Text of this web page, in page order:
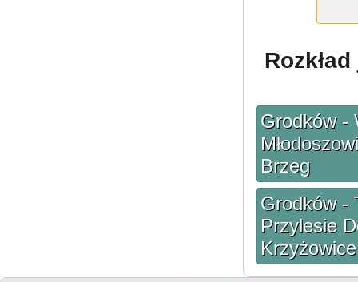
Grodków -
Brzeg
Grodków -
Przylesie